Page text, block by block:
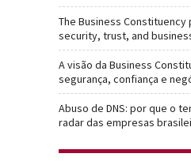
The Business
security, trust, and
A visão da Business
segurança, confiança e
Abuso de DNS: por que o
radar das empresas